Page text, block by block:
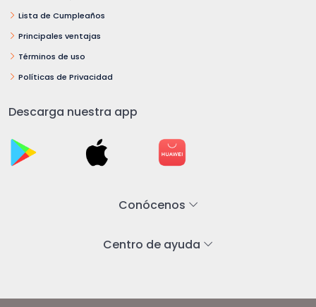
Lista de Cumpleaños
Principales ventajas
Términos de uso
Políticas de Privacidad
Descarga nuestra app
Conócenos
Centro de ayuda